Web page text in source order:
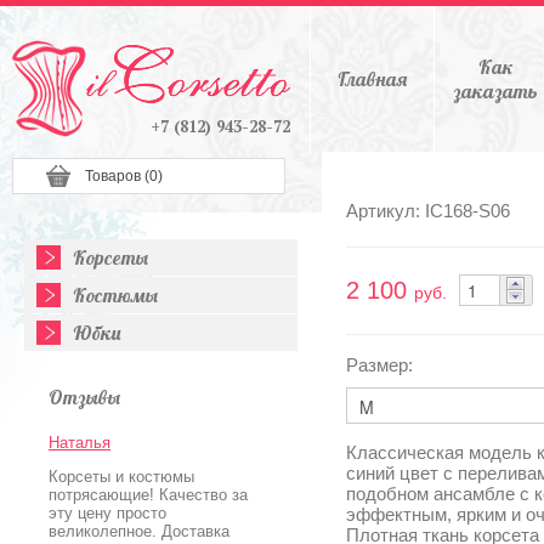
Товаров (0)
+7 (812) 943-28-72
Главная
Как
заказать
Корсеты
Костюмы
Юбки
Отзывы
Наталья
Корсеты и костюмы
потрясающие! Качество за
эту цену просто
великолепное. Доставка
Артикул: IC168-S06
2 100 руб.
Размер:
Классическая модель
синий цвет с
подобном ансамбле с
эффектным, ярким и
Плотная ткань